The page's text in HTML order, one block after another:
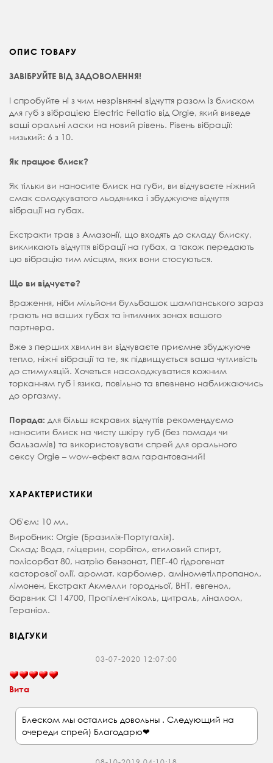
ОПИС ТОВАРУ
ЗАВІБРУЙТЕ ВІД ЗАДОВОЛЕННЯ!
І спробуйте ні з чим незрівнянні відчуття разом із блиском
для губ з вібрацією Electric Fellatio від Orgie, який виведе
ваші оральні ласки на новий рівень. Рівень вібрації:
низький: 6 з 10.
Як працює блиск?
Як тільки ви наносите блиск на губи, ви відчуваєте ніжний
смак солодкуватого льодяника і збуджуюче відчуття
вібрації на губах.
Екстракти трав з Амазонії, що входять до складу блиску,
викликають відчуття вібрації на губах, а також передають
цю вібрацію тим місцям, яких вони стосуються.
Що ви відчуєте?
Враження, ніби мільйони бульбашок шампанського зараз
грають на ваших губах та інтимних зонах вашого
партнера.
Вже з перших хвилин ви відчуваєте приємне збуджуюче
тепло, ніжні вібрації та те, як підвищується ваша чутливість
до стимуляцій. Хочеться насолоджуватися кожним
торканням губ і язика, повільно та впевнено наближаючись
до оргазму.
Порада: для більш яскравих відчуттів рекомендуємо
наносити блиск на чисту шкіру губ (без помади чи
бальзамів) та використовувати спрей для орального
сексу Orgie – wow-ефект вам гарантований!
ХАРАКТЕРИСТИКИ
Об'єм: 10 мл.
Виробник: Orgie (Бразилія-Португалія).
Склад: Вода, гліцерин, сорбітол, етиловий спирт,
полісорбат 80, натрію бензонат, ПЕГ-40 гідрогенат
касторової олії, аромат, карбомер, амінометілпропанол,
лімонен, Екстракт Акмелли городньої, BHT, евгенол,
барвник CI 14700, Пропіленгліколь, цитраль, ліналоол,
Гераніол.
ВІДГУКИ
03-07-2020 12:07:00
Вита
Блеском мы остались довольны . Следующий на
очереди спрей) Благодарю❤